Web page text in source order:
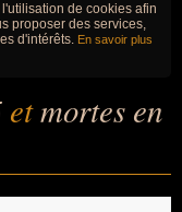
de cookies afin
proposer des services,
d'intérêts. En savoir plus
etmortes en